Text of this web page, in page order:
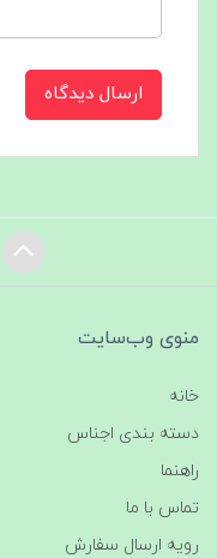
ارسال دیدگاه
منوی وب‌سایت
خانه
دسته بندی اجناس
راهنما
تماس با ما
رویه ارسال سفارش